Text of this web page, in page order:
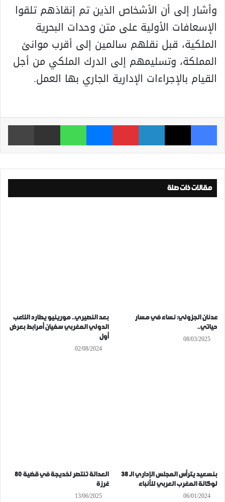
وأشار إلى أن الأشخاص الذين تم إنقاذهم تلقوا
الإسعافات الأولية على متن وحدات البحرية
الملكية، قبل نقلهم سالمين إلى أقرب موانئ
المملكة، وتسليمهم إلى الدرك الملكي من أجل
القيام بالإجراءات الإدارية الجاري بها العمل.
فيسبوك ‫X لينكدإن بينتيريست ماسنجر واتساب مشاركة عبر البريد
مقالات ذات صلة
عدنان الجزولي: نساء في مسار
حياتي..
08/03/2025
بعد النصيري.. مورينيو يطارد اللاعب
الدولي المغربي سفيان أمرابط بعرض
أول
02/08/2024
بنسعيد يترأس المجلس الإداري الـ 38
لوكالة المغرب العربي للأنباء
06/01/2024
العدالة تنتصر لخديجة في قضية 80
غرزة
13/06/2025